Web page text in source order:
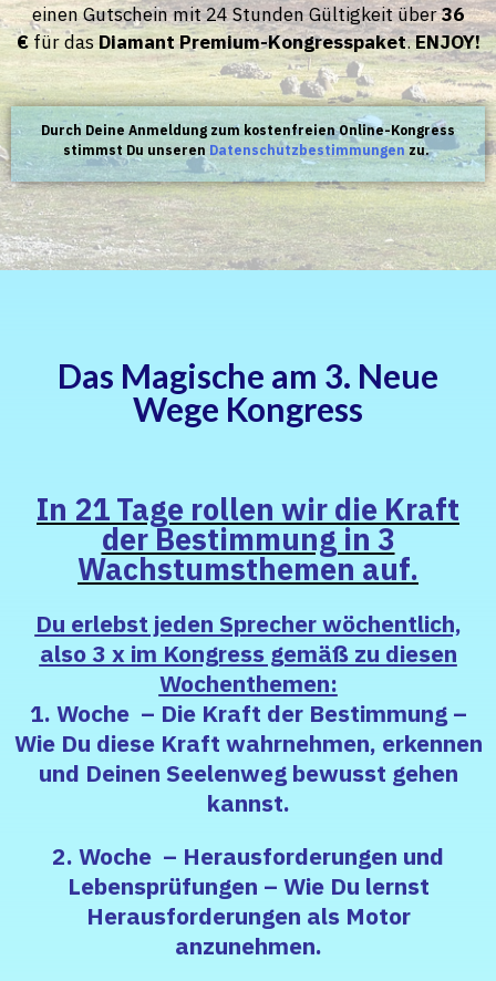
einen Gutschein mit 24 Stunden Gültigkeit über36
€für dasDiamant Premium-Kongresspaket.ENJOY!
Durch Deine Anmeldung zum kostenfreien Online-Kongress
stimmst Du unseren Datenschutzbestimmungen zu.
Das Magische am 3. Neue
Wege Kongress
In 21 Tage rollen wir die Kraft
der Bestimmung in 3
Wachstumsthemen auf.
Du erlebst jeden Sprecher wöchentlich,
also 3 x im Kongress gemäß zu diesen
Wochenthemen:
1. Woche – Die Kraft der Bestimmung –
Wie Du diese Kraft wahrnehmen, erkennen
und Deinen Seelenweg bewusst gehen
kannst.
2. Woche – Herausforderungen und
Lebensprüfungen – Wie Du lernst
Herausforderungen als Motor
anzunehmen.